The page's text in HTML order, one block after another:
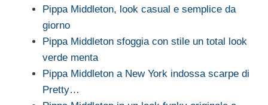
Pippa Middleton, look casual e semplice da
giorno
Pippa Middleton sfoggia con stile un total look
verde menta
Pippa Middleton a New York indossa scarpe di
Pretty…